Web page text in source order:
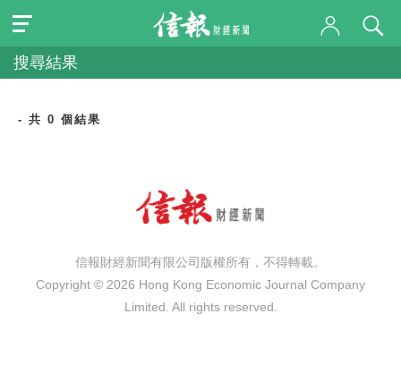
搜尋結果
- 共 0 個結果
信報財經新聞有限公司版權所有，不得轉載。
Copyright © 2026 Hong Kong Economic Journal Company
Limited. All rights reserved.